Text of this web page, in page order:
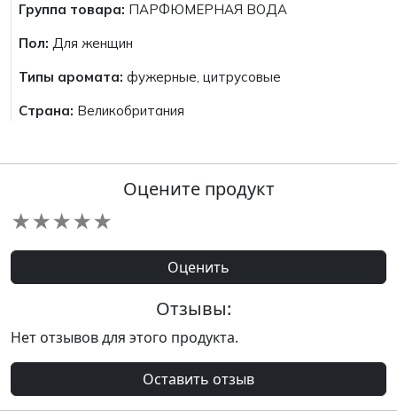
Группа товара: ПАРФЮМЕРНАЯ ВОДА
Пол: Для женщин
Типы аромата: фужерные, цитрусовые
Страна: Великобритания
Оцените продукт
★
★
★
★
★
Оценить
Отзывы:
Нет отзывов для этого продукта.
Оставить отзыв